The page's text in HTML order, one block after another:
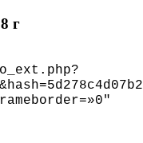
г